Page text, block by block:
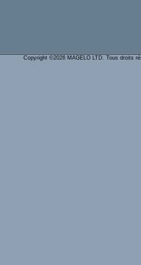
Copyright ©2026 MAGELO LTD. Tous droits